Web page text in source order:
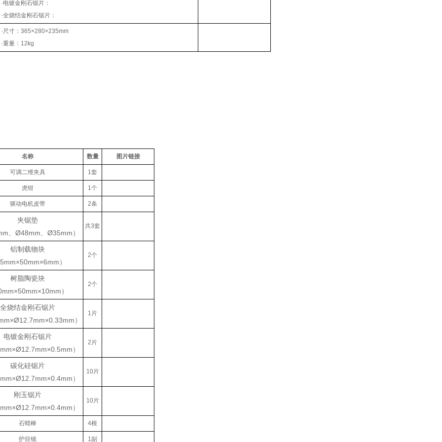
·电镀金刚石锯片：
·全烧结金刚石锯片：
·尺寸：365×280×235mm
·重量：12kg
名称 数量 图片链接
可调二维夹具 1套
虎钳 1个
驱动电机皮带 2条
夹锯垫
、Ø48mm、Ø35mm）
共3套
铝制载物块
）
2个
树脂陶瓷块
）
2个
全烧结金刚石锯片
）
1片
电镀金刚石锯片
）
2片
碳化硅锯片
）
10片
刚玉锯片
）
10片
石蜡棒 4根
护目镜 1副